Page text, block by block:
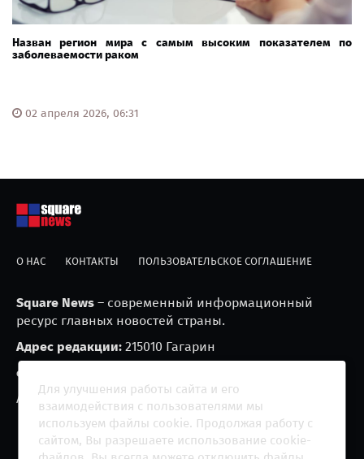
Назван регион мира с самым высоким показателем по
заболеваемости раком
02 апреля 2026, 06:31
О НАС КОНТАКТЫ ПОЛЬЗОВАТЕЛЬСКОЕ СОГЛАШЕНИЕ
Square News – современный информационный
ресурс главных новостей страны.
Адрес редакции: 215010 Гагарин
e-mail:
Агрегатор новостей «Square news» (18+)
Для улучшения работы сайта и его
взаимодействия с пользователями мы
используем файлы cookie. Продолжая работу с
сайтом, Вы разрешаете использование cookie-